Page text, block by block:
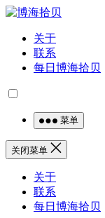
关于
联系
每日博海拾贝
菜单
关闭菜单
关于
联系
每日博海拾贝